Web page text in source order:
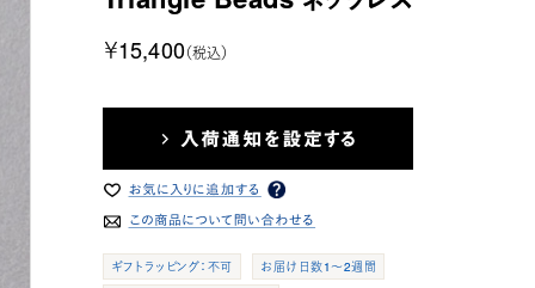
￥15,400（税込）
ギフトラッピング：不可
お届け日数1～2週間